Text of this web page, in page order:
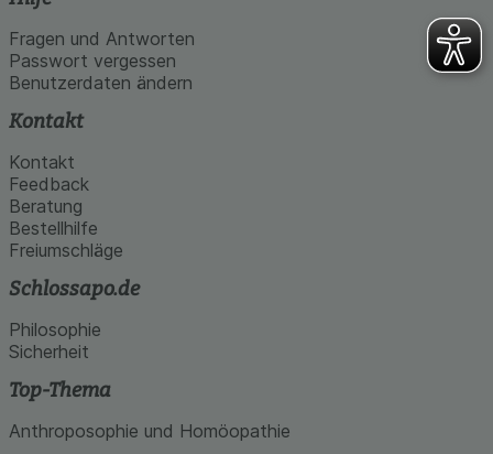
Fragen und Antworten
Passwort vergessen
Benutzerdaten ändern
Kontakt
Kontakt
Feedback
Beratung
Bestellhilfe
Freiumschläge
Schlossapo.de
Philosophie
Sicherheit
Top-Thema
Anthroposophie und Homöopathie